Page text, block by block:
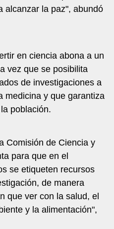
alcanzar la paz", abundó
en ciencia abona a un
vez que se posibilita
de investigaciones a
medicina y que garantiza
población.
Comisión de Ciencia y
para que en el
se etiqueten recursos
de manera
que ver con la salud, el
y la alimentación",